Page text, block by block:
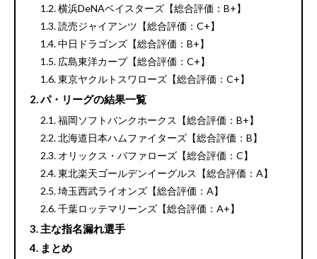
横浜DeNAベイスターズ【総合評価：B+】
読売ジャイアンツ【総合評価：C+】
中日ドラゴンズ【総合評価：B+】
広島東洋カープ【総合評価：C+】
東京ヤクルトスワローズ【総合評価：C+】
パ・リーグの結果一覧
福岡ソフトバンクホークス【総合評価：B+】
北海道日本ハムファイターズ【総合評価：B】
オリックス・バファローズ【総合評価：C】
東北楽天ゴールデンイーグルス【総合評価：A】
埼玉西武ライオンズ【総合評価：A】
千葉ロッテマリーンズ【総合評価：A+】
主な指名漏れ選手
まとめ